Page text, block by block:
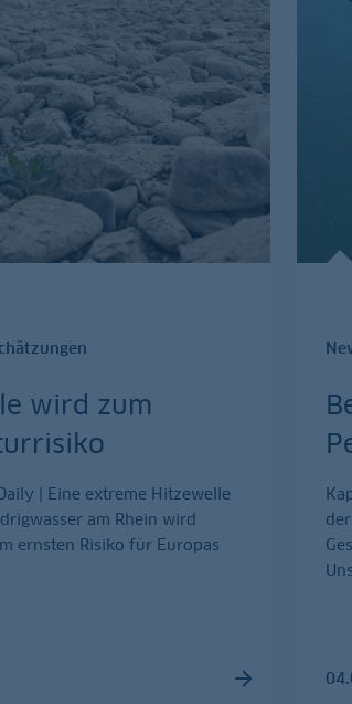
wird zum
| Eine extreme Hitzewelle
am Rhein wird
ernsten Risiko für Europas